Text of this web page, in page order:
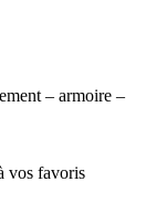
– armoire –